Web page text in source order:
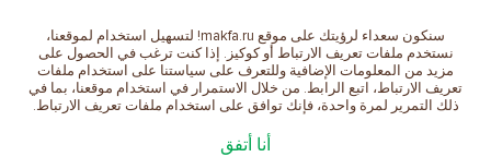
سنكون سعداء لرؤيتك على موقع makfa.ru! لتسهيل استخدام لموقعنا،
نستخدم ملفات تعريف الارتباط أو كوكيز. إذا كنت ترغب في الحصول على
مزيد من المعلومات الإضافية وللتعرف على سياستنا على استخدام ملفات
تعريف الارتباط، اتبع الرابط. من خلال الاستمرار في استخدام موقعنا، بما في
ذلك التمرير لمرة واحدة، فإنك توافق على استخدام ملفات تعريف الارتباط.
أنا أتفق
العربية